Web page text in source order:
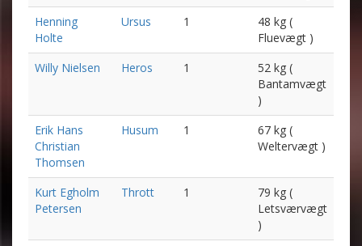
Henning
Holte
Ursus 1
48 kg (
Fluevægt )
Willy Nielsen
Heros 1
52 kg (
Bantamvægt
)
Erik Hans
Christian
Thomsen
Husum 1
67 kg (
Weltervægt )
Kurt Egholm
Petersen
Thrott 1
79 kg (
Letsværvægt
)